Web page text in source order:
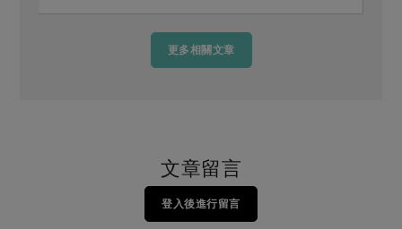
更多相關文章
文章留言
登入後進行留言